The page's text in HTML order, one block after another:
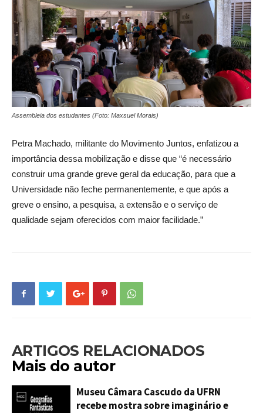
Assembleia dos estudantes (Foto: Maxsuel Morais)
Petra Machado, militante do Movimento Juntos, enfatizou a
importância dessa mobilização e disse que “é necessário
construir uma grande greve geral da educação, para que a
Universidade não feche permanentemente, e que após a
greve o ensino, a pesquisa, a extensão e o serviço de
qualidade sejam oferecidos com maior facilidade.”
ARTIGOS RELACIONADOS
Mais do autor
Museu Câmara Cascudo da UFRN
recebe mostra sobre imaginário e